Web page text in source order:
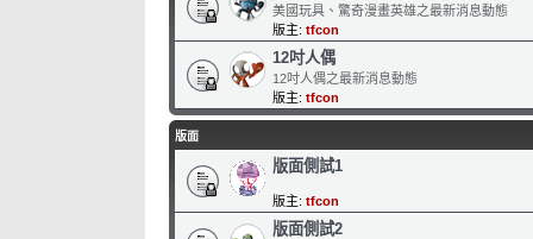
美國玩具、驚奇漫畫英雄之最新消息動態
版主: tfcon
12吋人偶
12吋人偶之最新消息動態
版主: tfcon
版面
版面側試1
版主: tfcon
版面側試2